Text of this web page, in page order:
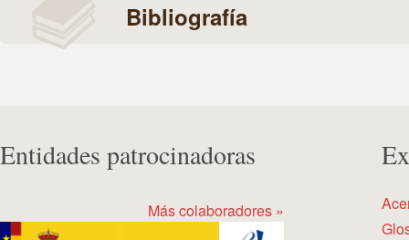
Bibliografía
Entidades patrocinadoras
Más colaboradores »